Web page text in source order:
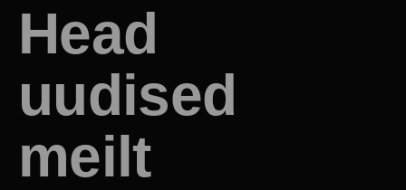
Head
uudised
meilt